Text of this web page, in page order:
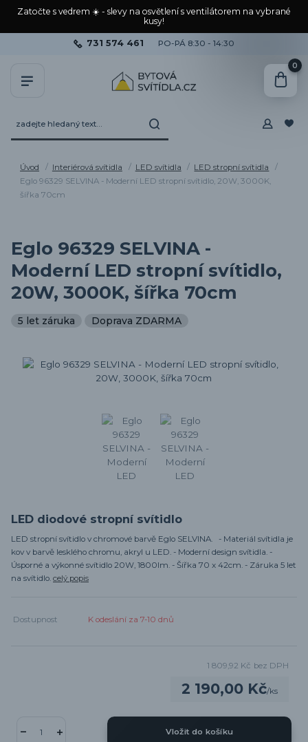
Zatočte s vedrem ☀️ - slevy na osvětlení s ventilátorem na vybrané
kusy!
731 574 461 PO-PÁ 8:30 - 14:30
0
Úvod Interiérová svítidla LED svítidla
LED stropní svítidla
Eglo 96329 SELVINA - Moderní LED stropní svítidlo, 20W, 3000K,
šířka 70cm
Eglo 96329 SELVINA -
Moderní LED stropní svítidlo,
20W, 3000K, šířka 70cm
5 let záruka Doprava ZDARMA
LED diodové stropní svítidlo
LED stropní svítidlo v chromové barvě Eglo SELVINA. - Materiál svítidla je
kov v barvě lesklého chromu, akryl u LED. - Moderní design svítidla. -
Úsporné a výkonné svítidlo 20W, 1800lm. - Šířka 70 x 42cm. - Záruka 5 let
na svítidlo. celý popis
Dostupnost K odeslání za 7-10 dnů
2 190,00 Kč/ks
1 809,92 Kč bez DPH
Vložit do košíku